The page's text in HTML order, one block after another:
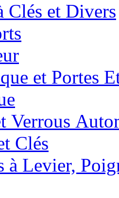
Clés et Divers
et Portes
Verrous
Clés
à Levier,